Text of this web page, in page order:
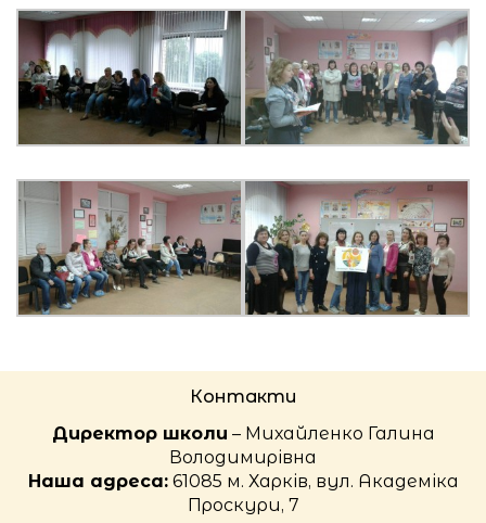
Контакти
Директор школи – Михайленко Галина
Володимирівна
Наша адреса:61085 м. Харків, вул. Академіка
Проскури, 7